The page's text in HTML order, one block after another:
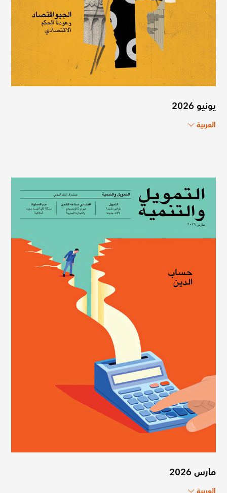
يونيو 2026
العربية
مارس 2026